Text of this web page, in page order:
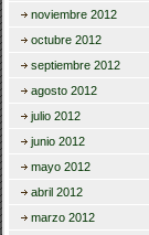
noviembre 2012
octubre 2012
septiembre 2012
agosto 2012
julio 2012
junio 2012
mayo 2012
abril 2012
marzo 2012